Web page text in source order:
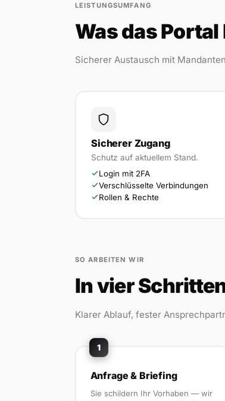
LEISTUNGSUMFANG
Was das Portal
Sicherer Austausch mit
Sicherer Zugang
Schutz auf aktuellem Stand.
Login mit 2FA
Verschlüsselte Verbindungen
Rollen & Rechte
SO ARBEITEN WIR
In vier
Klarer Ablauf, fester
1
Anfrage & Briefing
Sie schildern Ihr Vorhaben — wir